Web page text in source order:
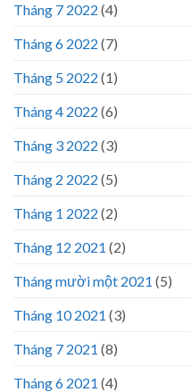
Tháng 7 2022 (4)
Tháng 6 2022 (7)
Tháng 5 2022 (1)
Tháng 4 2022 (6)
Tháng 3 2022 (3)
Tháng 2 2022 (5)
Tháng 1 2022 (2)
Tháng 12 2021 (2)
Tháng mười một 2021 (5)
Tháng 10 2021 (3)
Tháng 7 2021 (8)
Tháng 6 2021 (4)